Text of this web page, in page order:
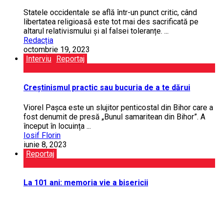
Statele occidentale se află într-un punct critic, când
libertatea re­ligioasă este tot mai des sacrificată pe
altarul relativismului și al falsei toleranțe. ...
Redacția
octombrie 19, 2023
Interviu
Reportaj
Creștinismul practic sau bucuria de a te dărui
Viorel Pașca este un slujitor pen­ticostal din Bihor care a
fost denumit de presă „Bunul samaritean din Bihor”. A
în­ce­put în locuința ...
Iosif Florin
iunie 8, 2023
Reportaj
La 101 ani: memoria vie a bisericii